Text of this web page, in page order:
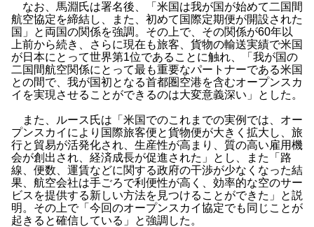
なお、馬淵氏は署名後、「米国は我が国が始めて二国間
航空協定を締結し、また、初めて国際定期便が開設された
国」と両国の関係を強調。その上で、その関係が60年以
上前から続き、さらに現在も旅客、貨物の輸送実績で米国
が日本にとって世界第1位であることに触れ、「我が国の
二国間航空関係にとって最も重要なパートナーである米国
との間で、我が国初となる首都圏空港を含むオープンスカ
イを実現させることができるのは大変意義深い」とした。
また、ルース氏は「米国でのこれまでの実例では、オー
プンスカイにより国際旅客便と貨物便が大きく拡大し、旅
行と貿易が活発化され、生産性が高まり、質の高い雇用機
会が創出され、経済成長が促進された」とし、また「路
線、便数、運賃などに関する政府の干渉が少なくなった結
果、航空会社は手ごろで利便性が高く、効率的な空のサー
ビスを提供する新しい方法を見つけることができた」と説
明。その上で「今回のオープンスカイ協定でも同じことが
起きると確信している」と強調した。